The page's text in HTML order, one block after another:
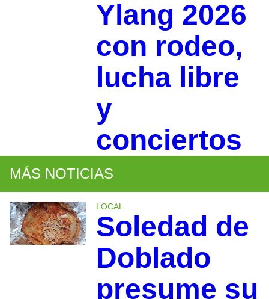
Ylang 2026
con rodeo,
lucha libre
y
conciertos
MÁS NOTICIAS
LOCAL
Soledad de
Doblado
presume su